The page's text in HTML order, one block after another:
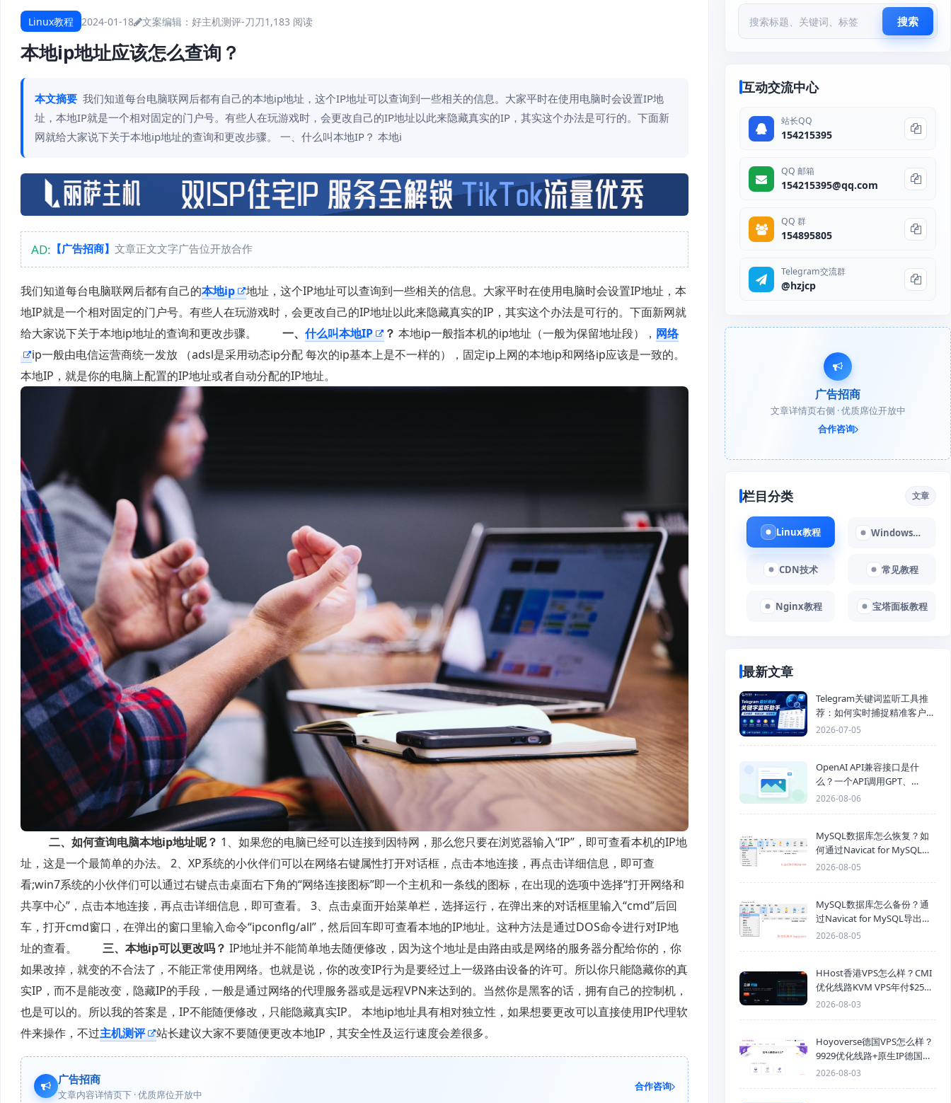
Linux教程 2024-01-18 文案编辑：好主机测评-刀刀1,183 阅读
本地ip地址应该怎么查询？
本文摘要 我们知道每台电脑联网后都有自己的本地ip地址，这个IP地址可以查询到一些相关的信息。大家平时在使用电脑时会设置IP地
址，本地IP就是一个相对固定的门户号。有些人在玩游戏时，会更改自己的IP地址以此来隐藏真实的IP，其实这个办法是可行的。下面新
网就给大家说下关于本地ip地址的查询和更改步骤。 一、什么叫本地IP？ 本地i
AD: 【广告招商】 文章正文文字广告位开放合作
我们知道每台电脑联网后都有自己的本地ip
地址，这个IP地址可以查询到一些相关的信息。大家平时在使用电脑时会设置IP地址，本
地IP就是一个相对固定的门户号。有些人在玩游戏时，会更改自己的IP地址以此来隐藏真实的IP，其实这个办法是可行的。下面新网就
给大家说下关于本地ip地址的查询和更改步骤。
一、 什么叫本地IP ？ 本地ip一般指本机的ip地址（一般为保留地址段）， 网络
ip一般由电信运营商统一发放 （adsl是采用动态ip分配 每次的ip基本上是不一样的），固定ip上网的本地ip和网络ip应该是一致的。
本地IP，就是你的电脑上配置的IP地址或者自动分配的IP地址。
二、如何查询电脑本地ip地址呢？ 1、如果您的电脑已经可以连接到因特网，那么您只要在浏览器输入“IP”，即可查看本机的IP地
址，这是一个最简单的办法。 2、XP系统的小伙伴们可以在网络右键属性打开对话框，点击本地连接，再点击详细信息，即可查
看;win7系统的小伙伴们可以通过右键点击桌面右下角的“网络连接图标”即一个主机和一条线的图标，在出现的选项中选择“打开网络和
共享中心”，点击本地连接，再点击详细信息，即可查看。 3、点击桌面开始菜单栏，选择运行，在弹出来的对话框里输入“cmd”后回
车，打开cmd窗口，在弹出的窗口里输入命令“ipconflg/all”，然后回车即可查看本地的IP地址。这种方法是通过DOS命令进行对IP地
址的查看。
三、本地ip可以更改吗？ IP地址并不能简单地去随便修改，因为这个地址是由路由或是网络的服务器分配给你的，你
如果改掉，就变的不合法了，不能正常使用网络。也就是说，你的改变IP行为是要经过上一级路由设备的许可。所以你只能隐藏你的真
实IP，而不是能改变，隐藏IP的手段，一般是通过网络的代理服务器或是远程VPN来达到的。当然你是黑客的话，拥有自己的控制机，
也是可以的。所以我的答案是，IP不能随便修改，只能隐藏真实IP。 本地ip地址具有相对独立性，如果想要更改可以直接使用IP代理软
件来操作，不过主机测评 站长建议大家不要随便更改本地IP，其安全性及运行速度会差很多。
广告招商
文章内容详情页下 · 优质席位开放中
合作咨询
搜索
互动交流中心
站长QQ
154215395
QQ 邮箱
154215395@qq.com
QQ 群
154895805
Telegram交流群
@hzjcp
广告招商
文章详情页右侧 · 优质席位开放中
合作咨询
栏目分类 文章
Linux教程 Windows教程
CDN技术 常见教程
Nginx教程 宝塔面板教程
最新文章
Telegram关键词监听工具推
荐：如何实时捕捉精准客户，
提高获客效率？
2026-07-05
OpenAI API兼容接口是什
么？一个API调用GPT、
Claude、Gemini、DeepSeek
2026-08-06
MySQL数据库怎么恢复？如
何通过Navicat for MySQL导
入SQL备份文件
2026-08-05
MySQL数据库怎么备份？通
过Navicat for MySQL导出
Mysql数据库为SQL格式备份
2026-08-05
HHost香港VPS怎么样？CMI
优化线路KVM VPS年付$25
起，4GB内存优惠套餐
2026-08-03
Hoyoverse德国VPS怎么样？
9929优化线路+原生IP德国
KVM VPS推荐
2026-08-03